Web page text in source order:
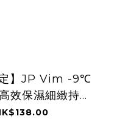
定】JP Vim -9℃
效保濕細緻持久
EX 80ml 8705